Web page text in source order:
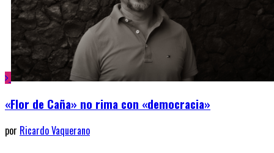
«Flor de Caña» no rima con «democracia»
por Ricardo Vaquerano